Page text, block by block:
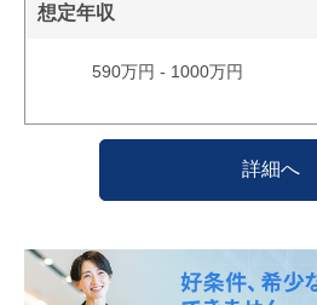
想定年収
590万円 - 1000万円
詳細へ